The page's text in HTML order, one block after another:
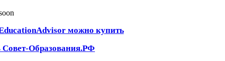
можно купить
Совет-Образования.РФ